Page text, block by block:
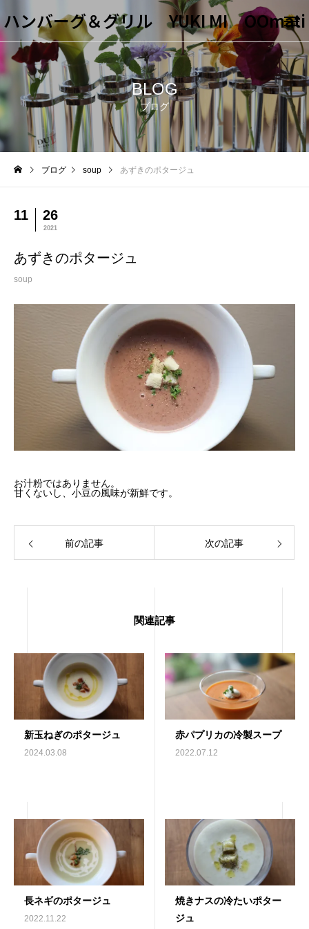
ハンバーグ＆グリル YUKI MI OOmati
BLOG
ブログ
ブログ soup あずきのポタージュ
11 26
2021
あずきのポタージュ
soup
お汁粉ではありません。
甘くないし、小豆の風味が新鮮です。
前の記事 次の記事
関連記事
新玉ねぎのポタージュ
2024.03.08
赤パプリカの冷製スープ
2022.07.12
長ネギのポタージュ
2022.11.22
焼きナスの冷たいポター
ジュ